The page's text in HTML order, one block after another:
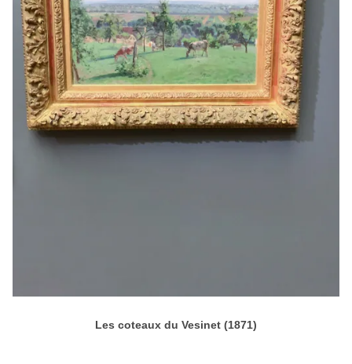
Les coteaux du Vesinet (1871)